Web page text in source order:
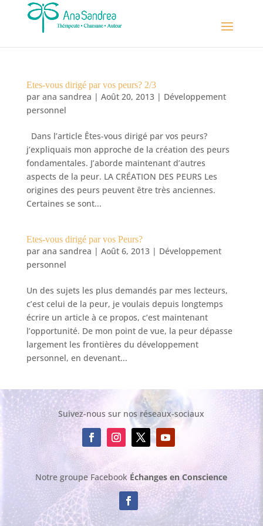
Etes-vous dirigé par vos peurs? 2/3
par ana sandrea | Août 20, 2013| Développement
personnel
Dans l’article Êtes-vous dirigé par vos peurs?
j’expliquais mon approche de la création des peurs
fondamentales. J’aborde maintenant d’autres
aspects de la peur. LA CRÉATION DES PEURS Les
origines des peurs peuvent être très anciennes.
Certaines se sont...
Etes-vous dirigé par vos Peurs?
par ana sandrea | Août 6, 2013| Développement
personnel
Un des sujets les plus demandés par mes lecteurs,
c’est celui de la peur, je voulais depuis longtemps
écrire un article à ce propos, c’est maintenant
l’opportunité. De mon point de vue, la peur dépasse
largement les frontières du développement
personnel, en devenant...
Suivez-nous sur nos réseaux-sociaux
Notre groupe Facebook Échanges en Conscience